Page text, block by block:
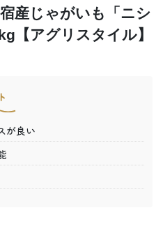
産じゃがいも「ニシ
【アグリスタイル】
が良い